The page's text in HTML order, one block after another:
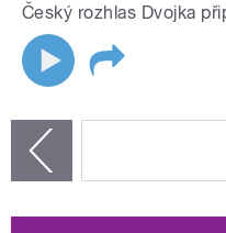
Český rozhlas Dvojka